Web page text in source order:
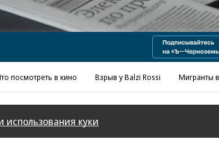
посмотреть в кино Взрыв у Balzi Rossi Мигранты
использования куки